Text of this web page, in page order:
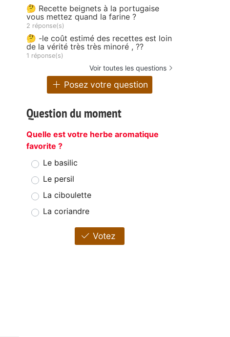
🤔 Recette beignets à la portugaise
vous mettez quand la farine ?
2 réponse(s)
🤔 -le coût estimé des recettes est loin
de la vérité très très minoré , ??
1 réponse(s)
Voir toutes les questions
Posez votre question
Question du moment
Quelle est votre herbe aromatique
favorite ?
Le basilic
Le persil
La ciboulette
La coriandre
Votez